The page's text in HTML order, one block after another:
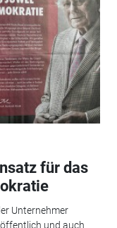
für das
Unternehmer
und auch